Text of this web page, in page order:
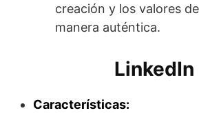
creación y los valores
manera auténtica.
LinkedIn
Características: